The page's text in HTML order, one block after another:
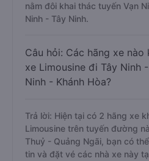
nằm đôi khai thác tuyến Vạn
Ninh - Tây Ninh.
Câu hỏi: Các hãng xe nào
xe Limousine đi Tây Ninh
Ninh - Khánh Hòa?
Trả lời: Hiện tại có 2 hãng xe
Limousine trên tuyến đường
Thuỷ - Quảng Ngãi, bạn có
tin và đặt vé các nhà xe này